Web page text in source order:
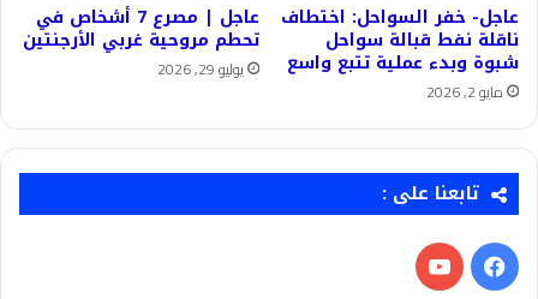
عاجل- خفر السواحل: اختطاف
ناقلة نفط قبالة سواحل
شبوة وبدء عملية تتبع واسع
مايو 2, 2026
عاجل | مصرع 7 أشخاص في
تحطم مروحية غربي الأرجنتين
يوليو 29, 2026
تابعنا على :
فيسبوك‫YouTube